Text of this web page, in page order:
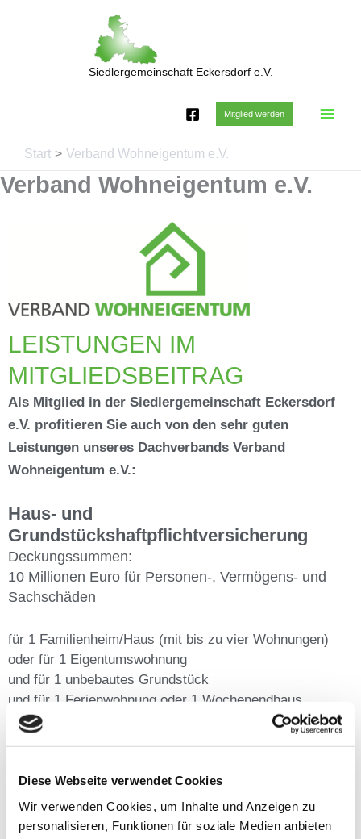
Diese Webseite verwendet Cookies
Wir verwenden Cookies, um Inhalte und Anzeigen zu
personalisieren, Funktionen für soziale Medien anbieten
Siedlergemeinschaft Eckersdorf e.V.
Mitglied werden
Start Verband Wohneigentum e.V.
Verband Wohneigentum e.V.
LEISTUNGEN IM
MITGLIEDSBEITRAG
Als Mitglied in der Siedlergemeinschaft Eckersdorf
e.V. profitieren Sie auch von den sehr guten
Leistungen unseres Dachverbands Verband
Wohneigentum e.V.:
Haus- und
Grundstückshaftpflichtversicherung
Deckungssummen:
10 Millionen Euro für Personen-, Vermögens- und
Sachschäden
für 1 Familienheim/Haus (mit bis zu vier Wohnungen)
oder für 1 Eigentumswohnung
und für 1 unbebautes Grundstück
und für 1 Ferienwohnung oder 1 Wochenendhaus
und für 1 Schrebergarten
Bauherrenhaftpflichtversicherung
Deckungssummen: wie oben. Bausumme: max.
1.000.000 Euro